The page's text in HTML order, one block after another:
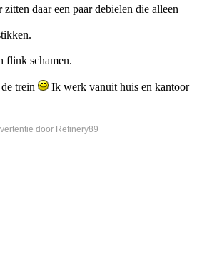
daar een paar debielen die alleen
flink schamen.
trein
Ik werk vanuit huis en kantoor
door Refinery89